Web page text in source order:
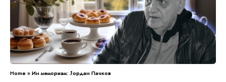
Home»Ин мемориам: Јордан Пачков